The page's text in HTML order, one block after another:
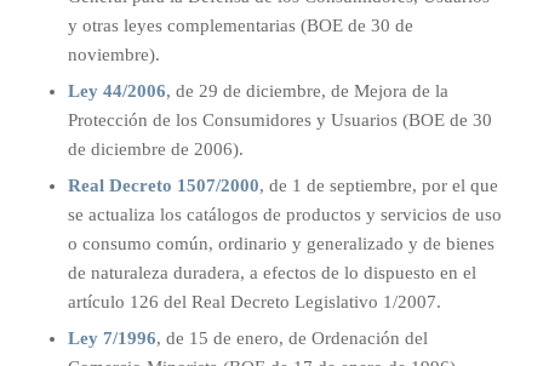
y otras leyes complementarias (BOE de 30 de
noviembre).
Ley 44/2006, de 29 de diciembre, de Mejora de la
Protección de los Consumidores y Usuarios (BOE de 30
de diciembre de 2006).
Real Decreto 1507/2000, de 1 de septiembre, por el que
se actualiza los catálogos de productos y servicios de uso
o consumo común, ordinario y generalizado y de bienes
de naturaleza duradera, a efectos de lo dispuesto en el
artículo 126 del Real Decreto Legislativo 1/2007.
Ley 7/1996, de 15 de enero, de Ordenación del